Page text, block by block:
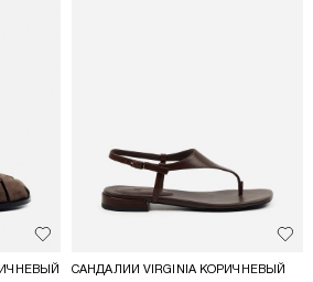
Добавить в избранное
САНДАЛИИ VIRGINIA КОРИЧНЕВЫЙ